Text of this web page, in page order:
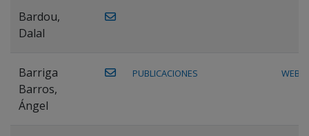
Bardou,
Dalal
Barriga
Barros,
Ángel
PUBLICACIONES WEB